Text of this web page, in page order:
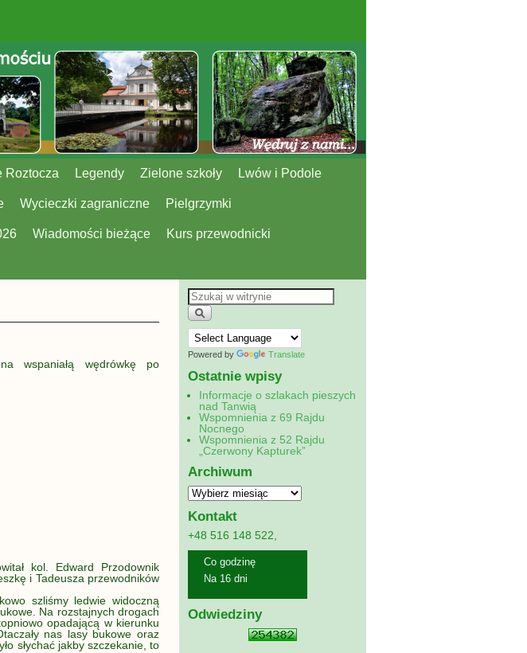
Roztocza Legendy Zielone szkoły Lwów i Podole
Wycieczki zagraniczne Pielgrzymki
Wiadomości bieżące Kurs przewodnicki
wspaniałą wędrówkę po
kol. Edward Przodownik
i Tadeusza przewodników
szliśmy ledwie widoczną
Na rozstajnych drogach
opadającą w kierunku
nas lasy bukowe oraz
słychać jakby szczekanie, to
Powered by Translate
Ostatnie wpisy
Informacje o szlakach pieszych
nad Tanwią
Wspomnienia z 69 Rajdu
Nocnego
Wspomnienia z 52 Rajdu
„Czerwony Kapturek”
Archiwum
Kontakt
+48 516 148 522,
Co godzinę
Na 16 dni
Odwiedziny